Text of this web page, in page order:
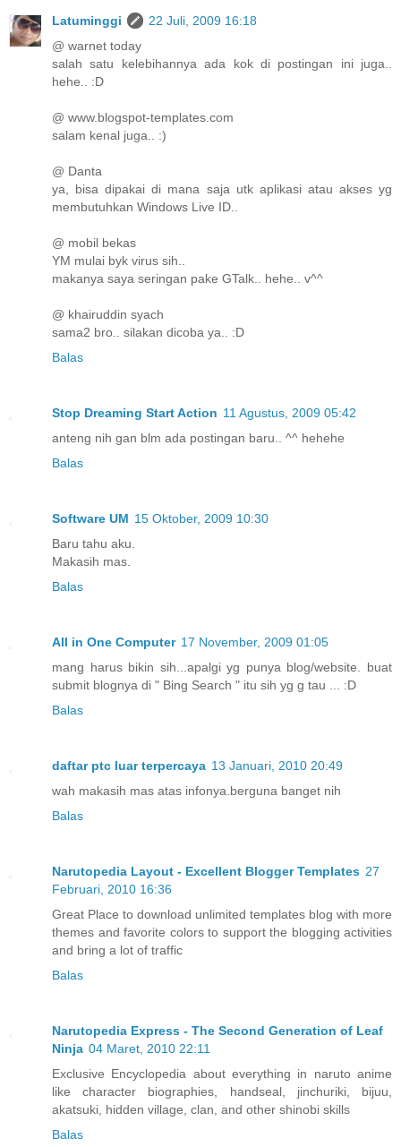
Latuminggi
22 Juli, 2009 16:18
@ warnet today
salah satu kelebihannya ada kok di postingan ini juga..
hehe.. :D
@ www.blogspot-templates.com
salam kenal juga.. :)
@ Danta
ya, bisa dipakai di mana saja utk aplikasi atau akses yg
membutuhkan Windows Live ID..
@ mobil bekas
YM mulai byk virus sih..
makanya saya seringan pake GTalk.. hehe.. v^^
@ khairuddin syach
sama2 bro.. silakan dicoba ya.. :D
Balas
Stop Dreaming Start Action 11 Agustus, 2009 05:42
anteng nih gan blm ada postingan baru.. ^^ hehehe
Balas
Software UM 15 Oktober, 2009 10:30
Baru tahu aku.
Makasih mas.
Balas
All in One Computer 17 November, 2009 01:05
mang harus bikin sih...apalgi yg punya blog/website. buat
submit blognya di " Bing Search " itu sih yg g tau ... :D
Balas
daftar ptc luar terpercaya 13 Januari, 2010 20:49
wah makasih mas atas infonya.berguna banget nih
Balas
Narutopedia Layout - Excellent Blogger Templates 27
Februari, 2010 16:36
Great Place to download unlimited templates blog with more
themes and favorite colors to support the blogging activities
and bring a lot of traffic
Balas
Narutopedia Express - The Second Generation of Leaf
Ninja 04 Maret, 2010 22:11
Exclusive Encyclopedia about everything in naruto anime
like character biographies, handseal, jinchuriki, bijuu,
akatsuki, hidden village, clan, and other shinobi skills
Balas